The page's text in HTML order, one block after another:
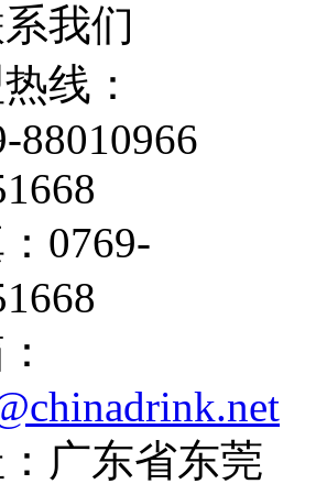
我们
线：
88010966
0769-
广东省东莞